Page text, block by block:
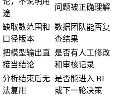
途
问题被正确理解
缺取数范围和
口径版本
数据团队能否复
查结果
把模型输出直
接当结论
是否有人工修改
和审核记录
分析结束后无
法复用
是否能进入 BI
或下一轮决策